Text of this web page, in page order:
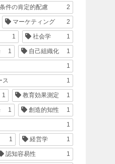
件の肯定的配慮 2
マーケティング 2
1 社会学 1
1 自己組織化 1
1
ス 1
1 教育効果測定 1
1 創造的知性 1
1
1 経営学 1
認知容易性 1